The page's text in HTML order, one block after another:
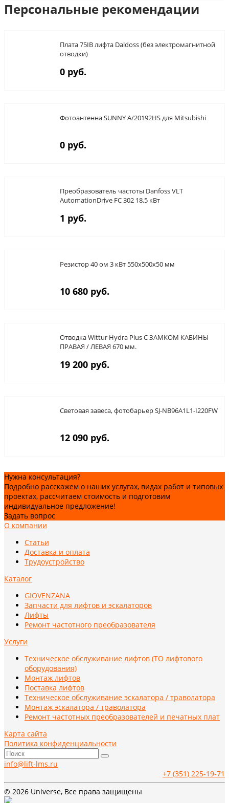
Персональные рекомендации
Плата 75IB лифта Daldoss (без электромагнитной
отводки)
0 руб.
Фотоантенна SUNNY A/20192HS для Mitsubishi
0 руб.
Преобразователь частоты Danfoss VLT
AutomationDrive FC 302 18,5 кВт
1 руб.
Резистор 40 ом 3 кВт 550х500х50 мм
10 680 руб.
Отводка Wittur Hydra Plus С ЗАМКОМ КАБИНЫ
ПРАВАЯ / ЛЕВАЯ 670 мм.
19 200 руб.
Световая завеса, фотобарьер SJ-NB96A1L1-I220FW
12 090 руб.
Нужна консультация?
Подробно расскажем о наших услугах, видах работ и типовых
проектах, рассчитаем стоимость и подготовим
индивидуальное предложение!
Задать вопрос
О компании
Статьи
Доставка и оплата
Трудоустройство
Каталог
GIOVENZANA
Запчасти для лифтов и эскалаторов
Лифты
Ремонт частотного преобразователя
Услуги
Техническое обслуживание лифтов (ТО лифтового
оборудования)
Монтаж лифтов
Поставка лифтов
Техническое обслуживание эскалатора / траволатора
Монтаж эскалатора / траволатора
Ремонт частотных преобразователей и печатных плат
Карта сайта
Политика конфиденциальности
info@lift-lms.ru
+7 (351) 225-19-71
© 2026 Universe, Все права защищены